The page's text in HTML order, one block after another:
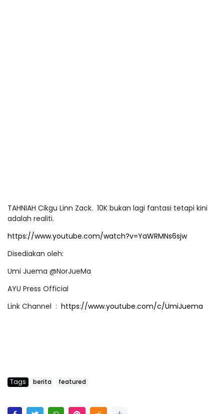
TAHNIAH Cikgu Linn Zack. 10K bukan lagi fantasi tetapi kini
adalah realiti.
https://www.youtube.com/watch?v=YaWRMNs6sjw
Disediakan oleh:
Umi Juema @NorJueMa
AYU Press Official
Link Channel : https://www.youtube.com/c/UmiJuema
Tags berita featured